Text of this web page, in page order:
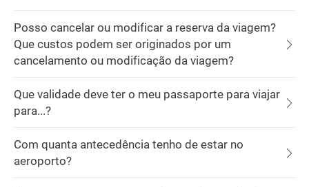
Posso cancelar ou modificar a reserva da viagem?
Que custos podem ser originados por um
cancelamento ou modificação da viagem?
Que validade deve ter o meu passaporte para viajar
para...?
Com quanta antecedência tenho de estar no
aeroporto?